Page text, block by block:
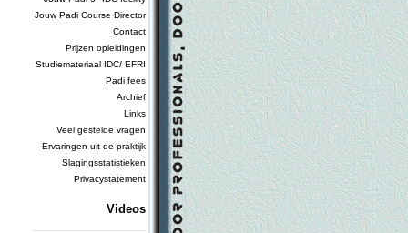
Jouw Padi Course Director
Contact
Prijzen opleidingen
Studiemateriaal IDC/ EFRI
Padi fees
Archief
Links
Veel gestelde vragen
Ervaringen uit de praktijk
Slagingsstatistieken
Privacystatement
Videos